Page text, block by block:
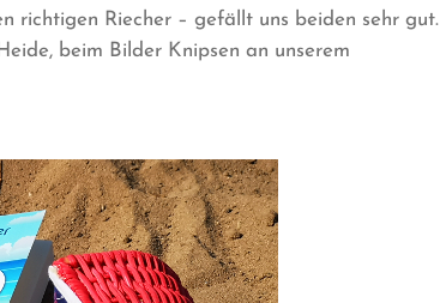
richtigen Riecher – gefällt uns beiden sehr gut.
beim Bilder Knipsen an unserem